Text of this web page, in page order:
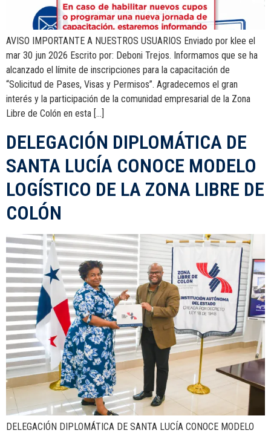
AVISO IMPORTANTE A NUESTROS USUARIOS Enviado por klee el
mar 30 jun 2026 Escrito por: Deboni Trejos. Informamos que se ha
alcanzado el límite de inscripciones para la capacitación de
“Solicitud de Pases, Visas y Permisos”. Agradecemos el gran
interés y la participación de la comunidad empresarial de la Zona
Libre de Colón en esta […]
DELEGACIÓN DIPLOMÁTICA DE
SANTA LUCÍA CONOCE MODELO
LOGÍSTICO DE LA ZONA LIBRE DE
COLÓN
DELEGACIÓN DIPLOMÁTICA DE SANTA LUCÍA CONOCE MODELO